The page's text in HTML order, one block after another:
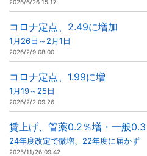
2026/6/26 15:17
コロナ定点、2.49に増加
1月26日～2月1日
2026/2/9 08:00
コロナ定点、1.99に増
1月19～25日
2026/2/2 09:26
賃上げ、管薬0.2％増・一般
24年度改定で微増、22年度に届かず
2025/11/26 09:42